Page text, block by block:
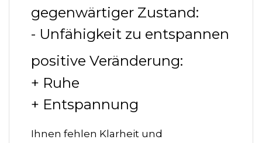
gegenwärtiger Zustand:
- Unfähigkeit zu entspannen
positive Veränderung:
+ Ruhe
+ Entspannung
Ihnen fehlen Klarheit und